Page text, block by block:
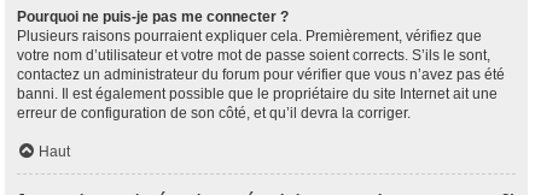
Pourquoi ne puis-je pas me connecter ?
Plusieurs raisons pourraient expliquer cela. Premièrement, vérifiez que
votre nom d’utilisateur et votre mot de passe soient corrects. S’ils le sont,
contactez un administrateur du forum pour vérifier que vous n’avez pas été
banni. Il est également possible que le propriétaire du site Internet ait une
erreur de configuration de son côté, et qu’il devra la corriger.
Haut